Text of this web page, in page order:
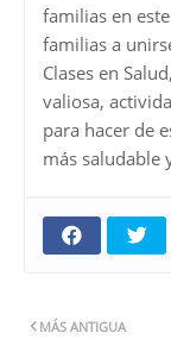
familias en
familias a
Clases en
valiosa,
para hacer de
más saludable
MÁS ANTIGUA